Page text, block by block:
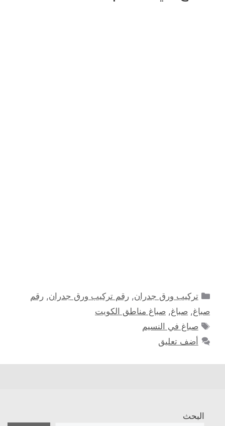
التصنيفات
تركيب ورق جدران,رقم تركيب ورق جدران,رقم
صباغ, صباغ, صباغ مناطق الكويت
الوسوم
صباغ في النسيم
أضف تعليق
البحث